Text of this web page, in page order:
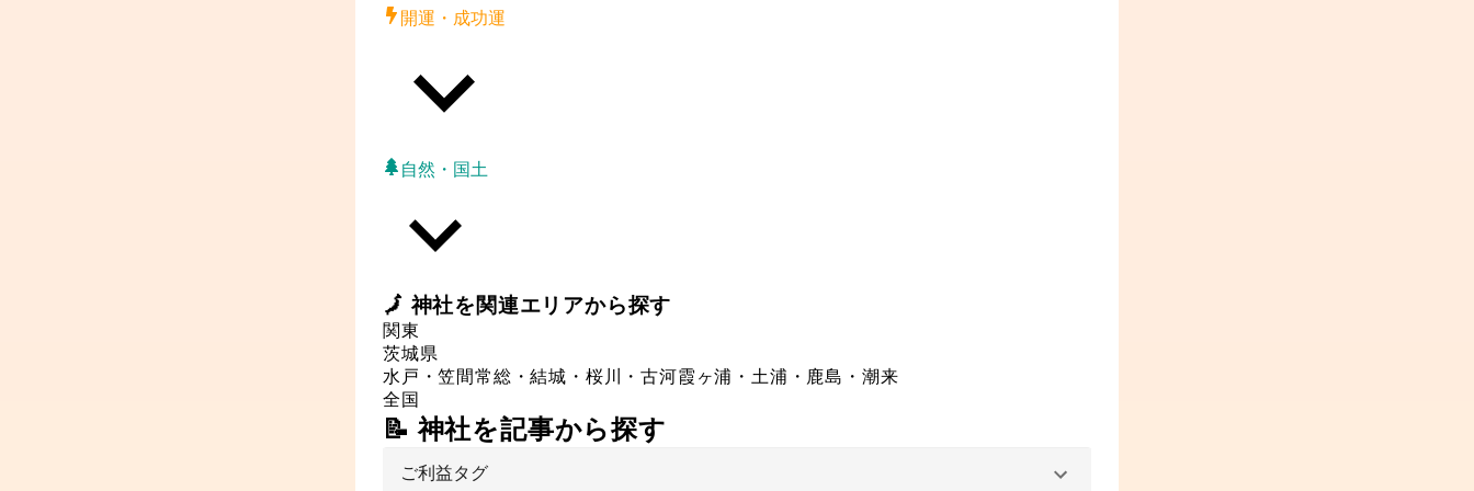
開運・成功運
自然・国土
🗾神社を関連エリアから探す
関東
茨城県
水戸・笠間常総・結城・桜川・古河霞ヶ浦・土浦・鹿島・潮来
全国
📝 神社を記事から探す
ご利益タグ